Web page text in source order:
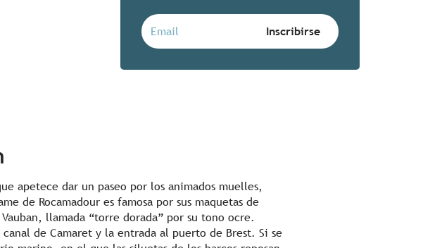
apetece dar un paseo por los animados muelles,
de Rocamadour es famosa por sus maquetas de
llamada “torre dorada” por su tono ocre.
de Camaret y la entrada al puerto de Brest. Si se